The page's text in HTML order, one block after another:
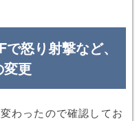
怒り射撃など、
変更
わったので確認してお